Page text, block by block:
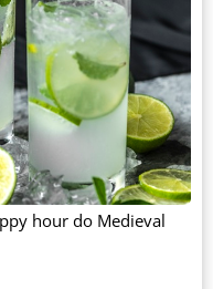
hour do Medieval